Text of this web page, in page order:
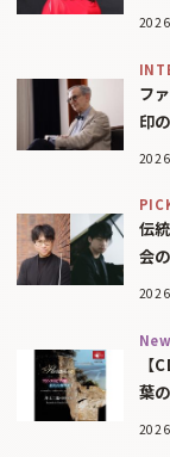
フ
印
伝
会
【
葉